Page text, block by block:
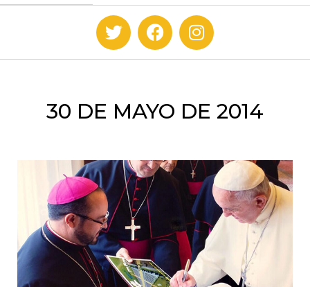
30 DE MAYO DE 2014